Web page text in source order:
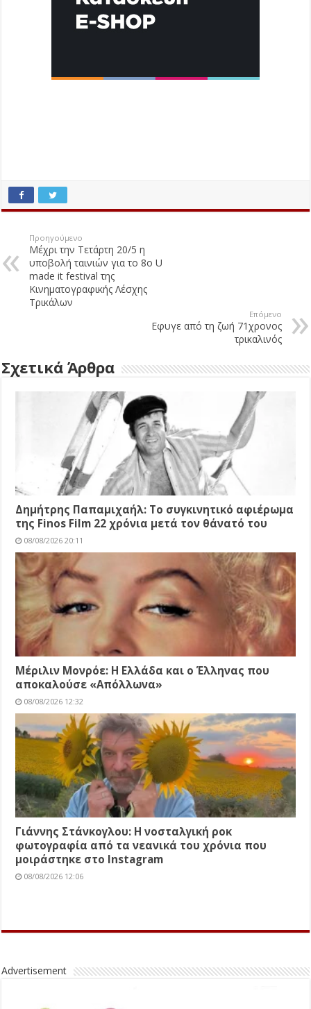
Προηγούμενο
Μέχρι την Τετάρτη 20/5 η
υποβολή ταινιών για το 8ο U
made it festival της
Κινηματογραφικής Λέσχης
Τρικάλων
Επόμενο
Εφυγε από τη ζωή 71χρονος
τρικαλινός
Σχετικά Άρθρα
Δημήτρης Παπαμιχαήλ: Το συγκινητικό αφιέρωμα
της Finos Film 22 χρόνια μετά τον θάνατό του
08/08/2026 20:11
Μέριλιν Μονρόε: Η Ελλάδα και ο Έλληνας που
αποκαλούσε «Απόλλωνα»
08/08/2026 12:32
Γιάννης Στάνκογλου: Η νοσταλγική ροκ
φωτογραφία από τα νεανικά του χρόνια που
μοιράστηκε στο Instagram
08/08/2026 12:06
Advertisement